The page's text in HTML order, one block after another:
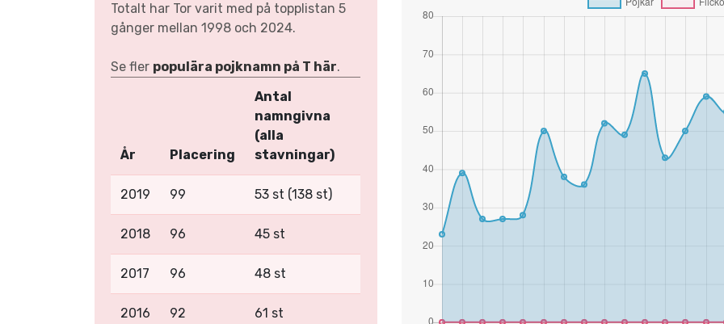
Totalt har Tor varit med på topplistan 5
gånger mellan 1998 och 2024.
Se fler populära pojknamn på T här.
År Placering
Antal
namngivna
(alla
stavningar)
2019 99 53 st (138 st)
2018 96 45 st
2017 96 48 st
2016 92 61 st